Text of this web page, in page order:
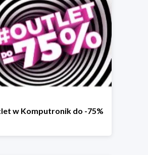
w Komputronik do -75%